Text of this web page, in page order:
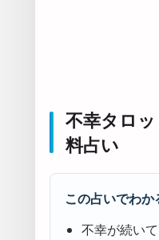
不幸タロ
料占い
この占いでわか
不幸が続い